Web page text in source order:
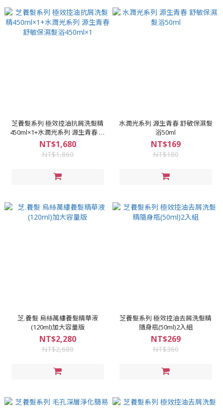
芝養髮系列 極效控油抗屑洗髮精
450ml×1+水潤光系列 源生青春 舒
敏保濕髮浴450ml×1
NT$1,680
NT$1,860
水潤光系列 源生青春 舒敏保濕髮
浴50ml
NT$169
NT$180
芝.養髮 烏絲萬縷養髮精華液
(120ml)加大容量版
NT$2,280
NT$2,680
芝養髮系列 極效控油去屑洗髮精
隨身瓶(50ml)2入組
NT$269
NT$360